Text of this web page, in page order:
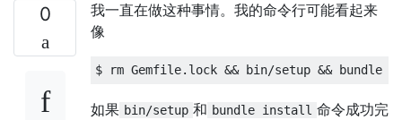
0
我一直在做这种事情。我的命令行可能看起来
像
$ rm Gemfile. lock && bin/setup && bundle
如果 bin/setup 和 bundle install 命令成功完